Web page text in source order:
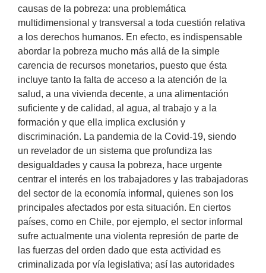
causas de la pobreza: una problemática
multidimensional y transversal a toda cuestión relativa
a los derechos humanos. En efecto, es indispensable
abordar la pobreza mucho más allá de la simple
carencia de recursos monetarios, puesto que ésta
incluye tanto la falta de acceso a la atención de la
salud, a una vivienda decente, a una alimentación
suficiente y de calidad, al agua, al trabajo y a la
formación y que ella implica exclusión y
discriminación. La pandemia de la Covid-19, siendo
un revelador de un sistema que profundiza las
desigualdades y causa la pobreza, hace urgente
centrar el interés en los trabajadores y las trabajadoras
del sector de la economía informal, quienes son los
principales afectados por esta situación. En ciertos
países, como en Chile, por ejemplo, el sector informal
sufre actualmente una violenta represión de parte de
las fuerzas del orden dado que esta actividad es
criminalizada por vía legislativa; así las autoridades